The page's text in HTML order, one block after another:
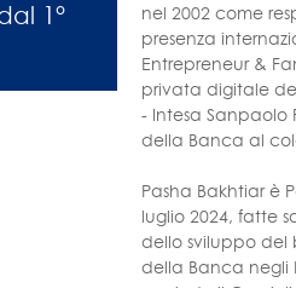
1°
nel 2002 come
presenza
Entrepreneur &
privata digitale
- Intesa
della Banca al
Pasha Bakhtiar è
luglio 2024, fatte
dello sviluppo del
della Banca negli